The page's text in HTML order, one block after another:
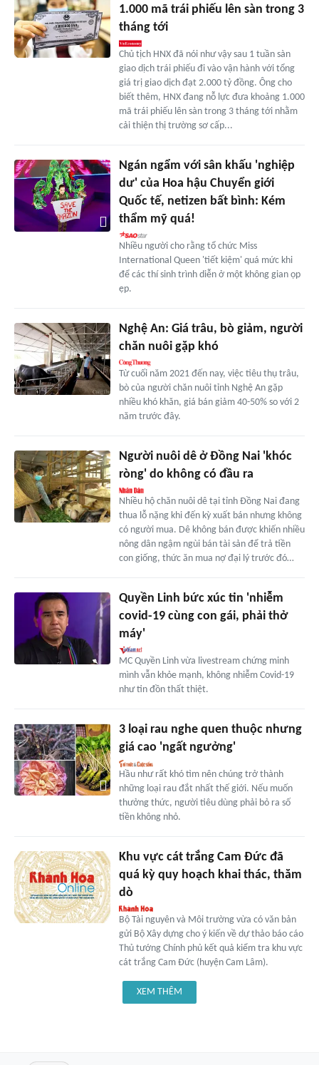
1.000 mã trái phiếu lên sàn trong 3
tháng tới
Chủ tịch HNX đã nói như vậy sau 1 tuần sàn
giao dịch trái phiếu đi vào vận hành với tổng
giá trị giao dịch đạt 2.000 tỷ đồng. Ông cho
biết thêm, HNX đang nỗ lực đưa khoảng 1.000
mã trái phiếu lên sàn trong 3 tháng tới nhằm
cải thiện thị trường sơ cấp...
Ngán ngẩm với sân khấu 'nghiệp
dư' của Hoa hậu Chuyển giới
Quốc tế, netizen bất bình: Kém
thẩm mỹ quá!
Nhiều người cho rằng tổ chức Miss
International Queen 'tiết kiệm' quá mức khi
để các thí sinh trình diễn ở một không gian ọp
ẹp.
Nghệ An: Giá trâu, bò giảm, người
chăn nuôi gặp khó
Từ cuối năm 2021 đến nay, việc tiêu thụ trâu,
bò của người chăn nuôi tỉnh Nghệ An gặp
nhiều khó khăn, giá bán giảm 40-50% so với 2
năm trước đây.
Người nuôi dê ở Đồng Nai 'khóc
ròng' do không có đầu ra
Nhiều hộ chăn nuôi dê tại tỉnh Đồng Nai đang
thua lỗ nặng khi đến kỳ xuất bán nhưng không
có người mua. Dê không bán được khiến nhiều
nông dân ngậm ngùi bán tài sản để trả tiền
con giống, thức ăn mua nợ đại lý trước đó…
Quyền Linh bức xúc tin 'nhiễm
covid-19 cùng con gái, phải thở
máy'
MC Quyền Linh vừa livestream chứng minh
mình vẫn khỏe mạnh, không nhiễm Covid-19
như tin đồn thất thiệt.
3 loại rau nghe quen thuộc nhưng
giá cao 'ngất ngưởng'
Hầu như rất khó tìm nên chúng trở thành
những loại rau đắt nhất thế giới. Nếu muốn
thưởng thức, người tiêu dùng phải bỏ ra số
tiền không nhỏ.
Khu vực cát trắng Cam Đức đã
quá kỳ quy hoạch khai thác, thăm
dò
Bộ Tài nguyên và Môi trường vừa có văn bản
gửi Bộ Xây dựng cho ý kiến về dự thảo báo cáo
Thủ tướng Chính phủ kết quả kiểm tra khu vực
cát trắng Cam Đức (huyện Cam Lâm).
XEM THÊM